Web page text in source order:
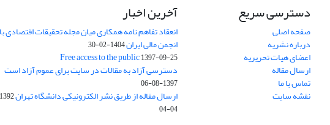
دسترسی سریع
صفحه اصلی
درباره نشریه
اعضای هیات تحریریه
ارسال مقاله
تماس با ما
نقشه سایت
آخرین اخبار
انعقاد تفاهم نامه همکاری میان مجله تحقیقات اقتصادی با
انجمن مالی ایران1404-02-30
Free access to the public1397-09-25
دسترسی آزاد به مقالات در سایت برای عموم آزاد است
1397-08-06
ارسال مقاله از طریق نشر الکترونیکی دانشگاه تهران
04-04